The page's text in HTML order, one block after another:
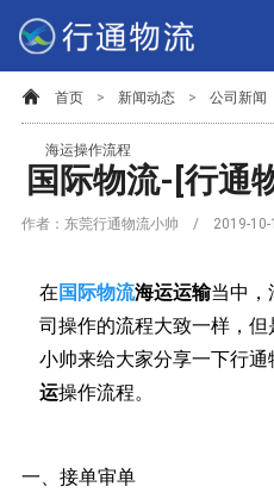
首页 > 新闻动态 > 公司新闻
海运操作流程
作者：东莞行通物流小帅 / 2019-
在 国际物流海运运输当中，
司操作的流程大致一样，
小帅来给大家分享一下行通
运操作流程。
一、接单审单